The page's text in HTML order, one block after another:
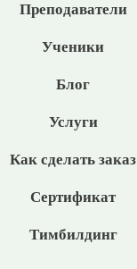
Преподаватели
Ученики
Блог
Услуги
Как сделать заказ
Сертификат
Тимбилдинг